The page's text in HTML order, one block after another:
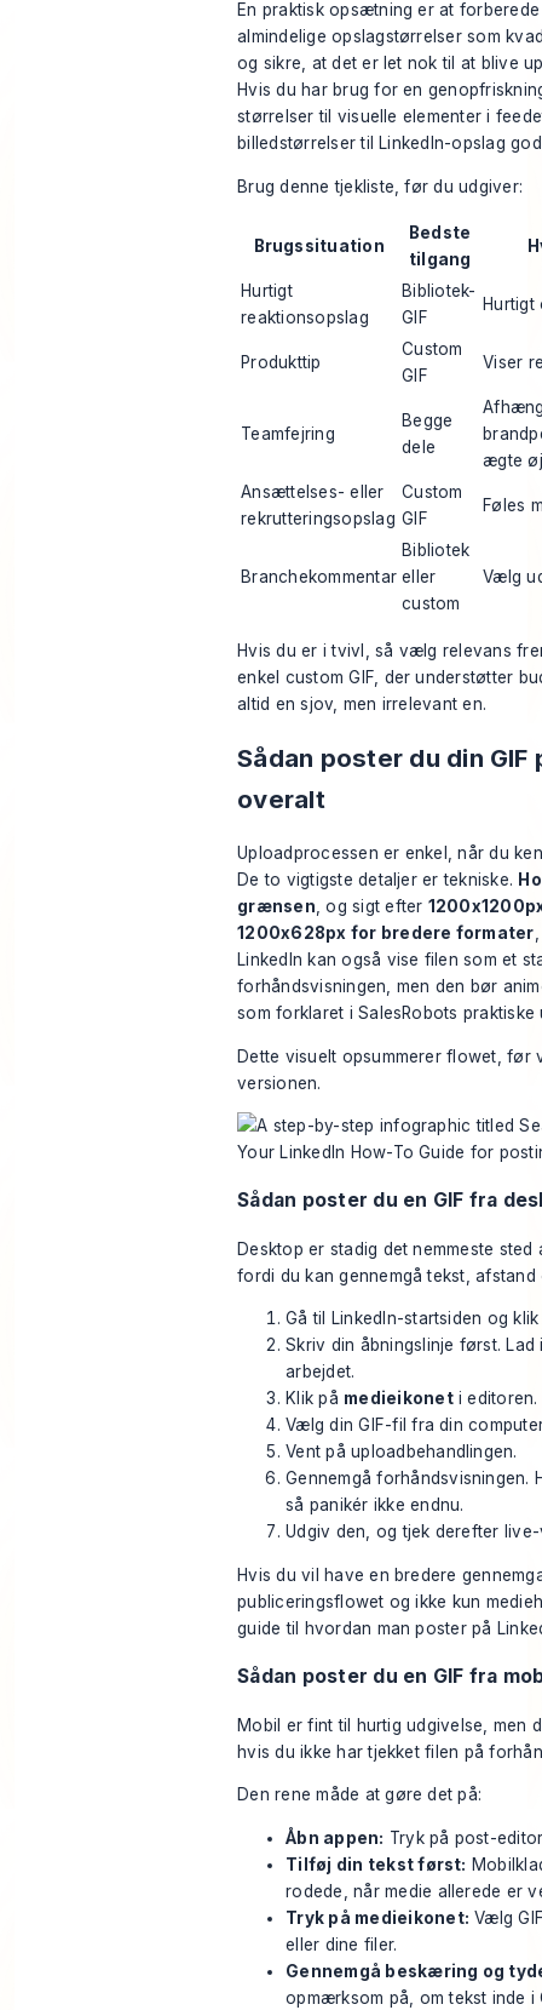
En praktisk opsætning er at
almindelige opslagstørrelser som
og sikre, at det er let nok til at blive
Hvis du har brug for en
størrelser til visuelle elementer i
billedstørrelser til LinkedIn-opslag
Brug denne tjekliste, før du udgiver:
Brugssituation
Bedste
tilgang
Hurtigt
reaktionsopslag
Bibliotek-
GIF
Hurtigt
Produkttip
Custom
GIF
Viser
Teamfejring
Begge
dele
ægte
Ansættelses- eller
rekrutteringsopslag
Custom
GIF
Føles
Branchekommentar
Bibliotek
eller
custom
Vælg
Hvis du er i tvivl, så vælg relevans
enkel custom GIF, der understøtter
altid en sjov, men irrelevant en.
Sådan poster du din GIF
overalt
Uploadprocessen er enkel, når du
De to vigtigste detaljer er tekniske.
grænsen, og sigt efter
1200x628px for bredere formater
LinkedIn kan også vise filen som et
forhåndsvisningen, men den bør
som forklaret iSalesRobots praktiske
Dette visuelt opsummerer flowet, før
versionen.
Sådan poster du en GIF fra
Desktop er stadig det nemmeste
fordi du kan gennemgå tekst,
Gå til LinkedIn-startsiden og
Skriv din åbningslinje først. Lad
arbejdet.
Klik på medieikoneti editoren.
Vælg din GIF-fil fra din
Vent på uploadbehandlingen.
Gennemgå forhåndsvisningen.
så panikér ikke endnu.
Udgiv den, og tjek derefter
Hvis du vil have en bredere
publiceringsflowet og ikke kun
guide til
hvordan man poster på
Sådan poster du en GIF fra
Mobil er fint til hurtig udgivelse, men
hvis du ikke har tjekket filen på
Den rene måde at gøre det på:
Åbn appen: Tryk på post-
Tilføj din tekst først:
rodede, når medie allerede er
Tryk på medieikonet: Vælg
eller dine filer.
Gennemgå beskæring og
opmærksom på, om tekst inde i